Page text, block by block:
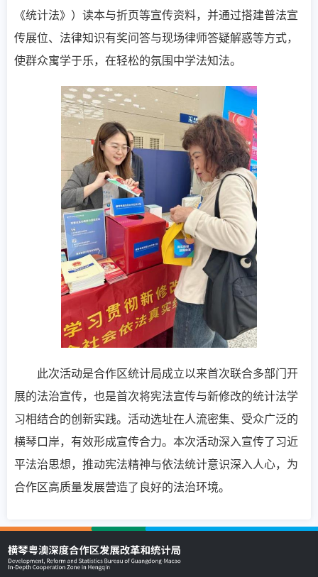
《统计法》）读本与折页等宣传资料，并通过搭建普法宣
传展位、法律知识有奖问答与现场律师答疑解惑等方式，
使群众寓学于乐，在轻松的氛围中学法知法。
此次活动是合作区统计局成立以来首次联合多部门开
展的法治宣传，也是首次将宪法宣传与新修改的统计法学
习相结合的创新实践。活动选址在人流密集、受众广泛的
横琴口岸，有效形成宣传合力。本次活动深入宣传了习近
平法治思想，推动宪法精神与依法统计意识深入人心，为
合作区高质量发展营造了良好的法治环境。